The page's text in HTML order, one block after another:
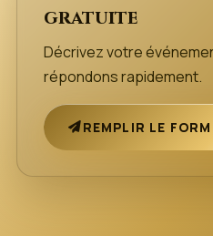
gratuite
Décrivez votre
répondons rapidement.
REMPLIR LE